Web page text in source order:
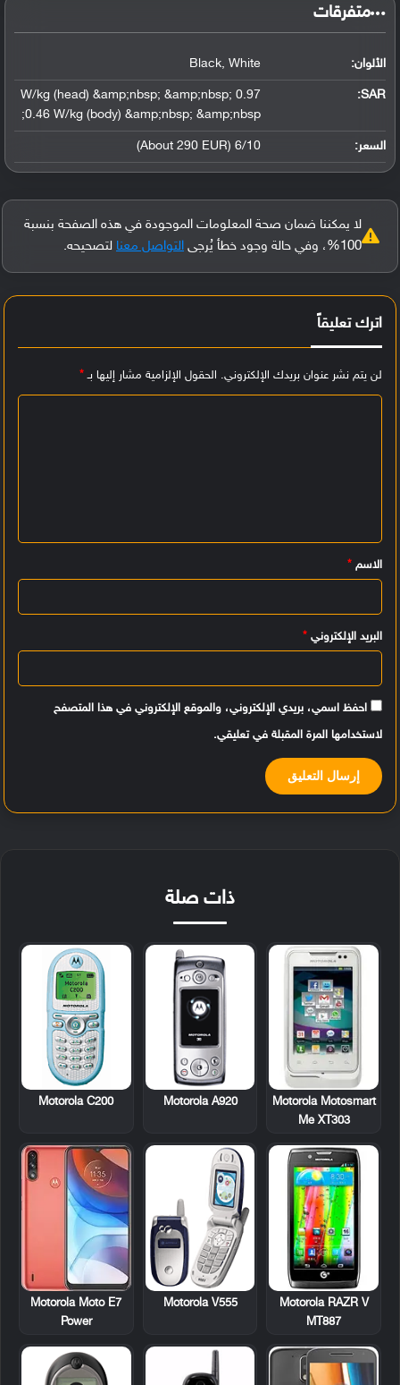
‏متفرقات‏
الألوان: Black, White
SAR
:
0.97 W/kg (head) &amp;nbsp; &amp;nbsp;
0.46 W/kg (body) &amp;nbsp; &amp;nbsp;
السعر: 6/10 (About 290 EUR)
لا يمكننا ضمان صحة المعلومات الموجودة في هذه الصفحة بنسبة
100%، وفي حالة وجود خطأ يُرجى
التواصل معنا لتصحيحه.
اترك تعليقاً
لن يتم نشر عنوان بريدك الإلكتروني. الحقول الإلزامية مشار إليها بـ*
ي
ق
الاسم *
البريد الإلكتروني *
احفظ اسمي، بريدي الإلكتروني، والموقع الإلكتروني في هذا المتصفح
لاستخدامها المرة المقبلة في تعليقي.
ذات صلة
Motorola Motosmart
Me XT303
Motorola A920
Motorola C200
Motorola RAZR V
MT887
Motorola V555
Motorola Moto E7
Power